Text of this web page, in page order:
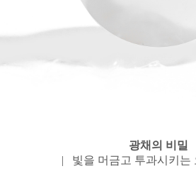
광채의 비밀
| 빛을 머금고 투과시키는